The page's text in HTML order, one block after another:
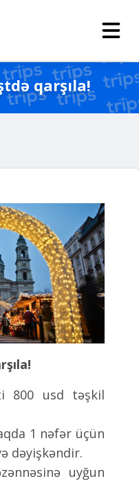
qarşıla!
800 usd təşkil
1 nəfər üçün
dəyişkəndir.
uyğun